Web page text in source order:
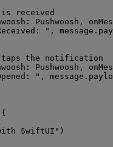
received
: Pushwoosh,
" , message.
taps the notification
: Pushwoosh,
" , message.
{
SwiftUI" )